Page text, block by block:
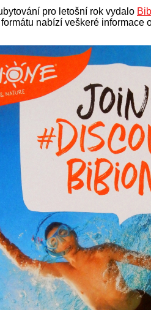
pro letošní rok vydalo
nabízí veškeré informace